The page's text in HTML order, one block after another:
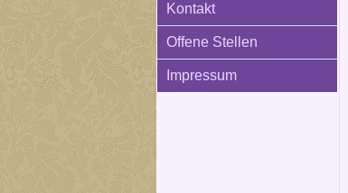
Kontakt
Offene Stellen
Impressum